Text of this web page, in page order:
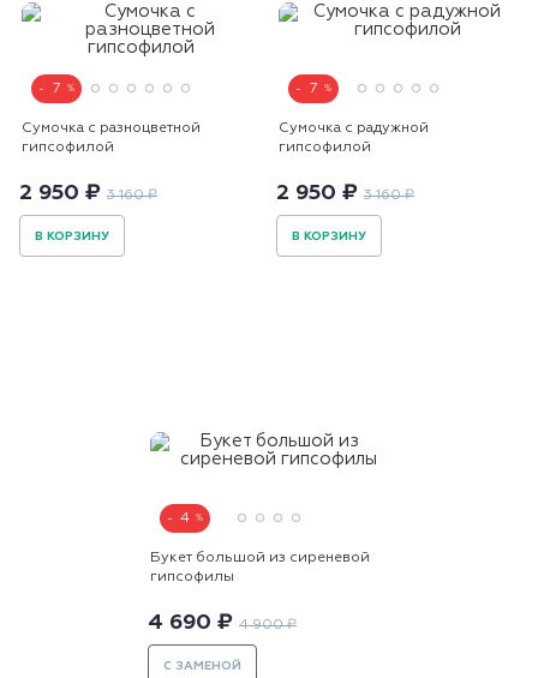
7
Сумочка с разноцветной
гипсофилой
2 950 ₽ 3 160 ₽
В КОРЗИНУ
7
Сумочка с радужной
гипсофилой
2 950 ₽ 3 160 ₽
В КОРЗИНУ
4
Букет большой из сиреневой
гипсофилы
4 690 ₽ 4 900 ₽
С ЗАМЕНОЙ